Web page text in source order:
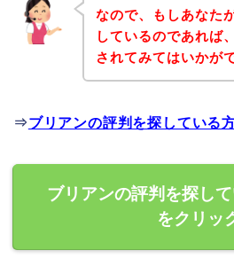
なので、もしあなた
しているのであれば
されてみてはいかが
⇒ブリアンの評判を探している
ブリアンの評判を探し
をクリッ